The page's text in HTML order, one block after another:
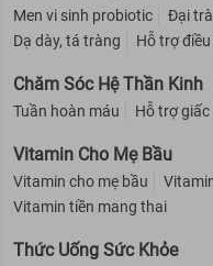
Men vi sinh probiotic Đại
Dạ dày, tá tràng
Hỗ trợ
Chăm Sóc Hệ Thần Kinh
Tuần hoàn máu Hỗ trợ
Vitamin Cho Mẹ Bầu
Vitamin cho mẹ bầu
Vitamin tiền mang thai
Thức Uống Sức Khỏe